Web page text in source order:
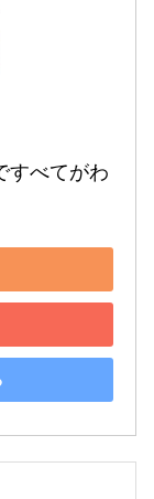
すべてがわ